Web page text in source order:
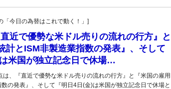
今日の為替はこれで動く！」]
近で優勢な米ドル売りの流れの行方』と
計とISM非製造業指数の発表』、そして
は米国が独立記念日で休場…
は、『直近で優勢な米ドル売りの流れの行方』と『米国の雇用
の発表』、そして『明日4日(金)は米国が独立記念日で休場と